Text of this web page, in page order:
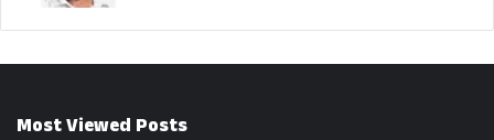
Most Viewed Posts